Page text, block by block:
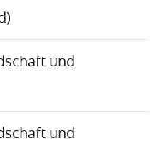
und
und